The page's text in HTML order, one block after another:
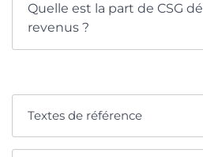
Quelle est la part de CSG
revenus ?
Textes de référence